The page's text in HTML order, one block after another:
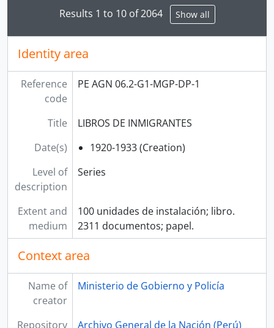
Results 1 to 10 of 2064
Show all
Identity area
Reference
code
PE AGN 06.2-G1-MGP-DP-1
Title
LIBROS DE INMIGRANTES
Date(s)
1920-1933 (Creation)
Level of
description
Series
Extent and
medium
100 unidades de instalación; libro.
2311 documentos; papel.
Context area
Name of
creator
Ministerio de Gobierno y Policía
Repository Archivo General de la Nación (Perú)